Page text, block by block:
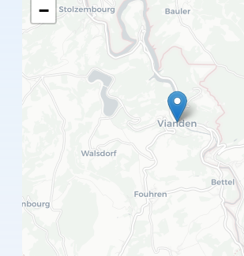
−